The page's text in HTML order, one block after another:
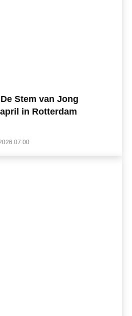
Stem van Jong
in Rotterdam
07:00